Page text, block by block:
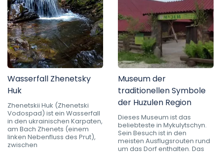
Wasserfall Zhenetsky
Huk
Zhenetskii Huk (Zhenetski
Vodospad) ist ein Wasserfall
in den ukrainischen Karpaten,
am Bach Zhenets (einem
linken Nebenfluss des Prut),
zwischen
Museum der
traditionellen Symbole
der Huzulen Region
Dieses Museum ist das
beliebteste in Mykulytschyn.
Sein Besuch ist in den
meisten Ausflugsrouten rund
um das Dorf enthalten. Das